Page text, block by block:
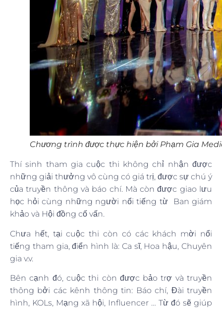
Chương trình được thực hiện bởi Phạm Gia
Thí sinh tham gia cuộc thi không chỉ nhận được
những giải thưởng vô cùng có giá trị, được sự chú ý
của truyền thông và báo chí. Mà còn được giao lưu
học hỏi cùng những người nổi tiếng từ Ban giám
khảo và Hội đồng cố vấn.
Chưa hết, tại cuộc thi còn có các khách mời nổi
tiếng tham gia, điển hình là: Ca sĩ, Hoa hậu, Chuyên
gia v.v.
Bên cạnh đó, cuộc thi còn được bảo trợ và truyền
thông bởi các kênh thông tin: Báo chí, Đài truyền
hình, KOLs, Mạng xã hội, Influencer … Từ đó sẽ giúp